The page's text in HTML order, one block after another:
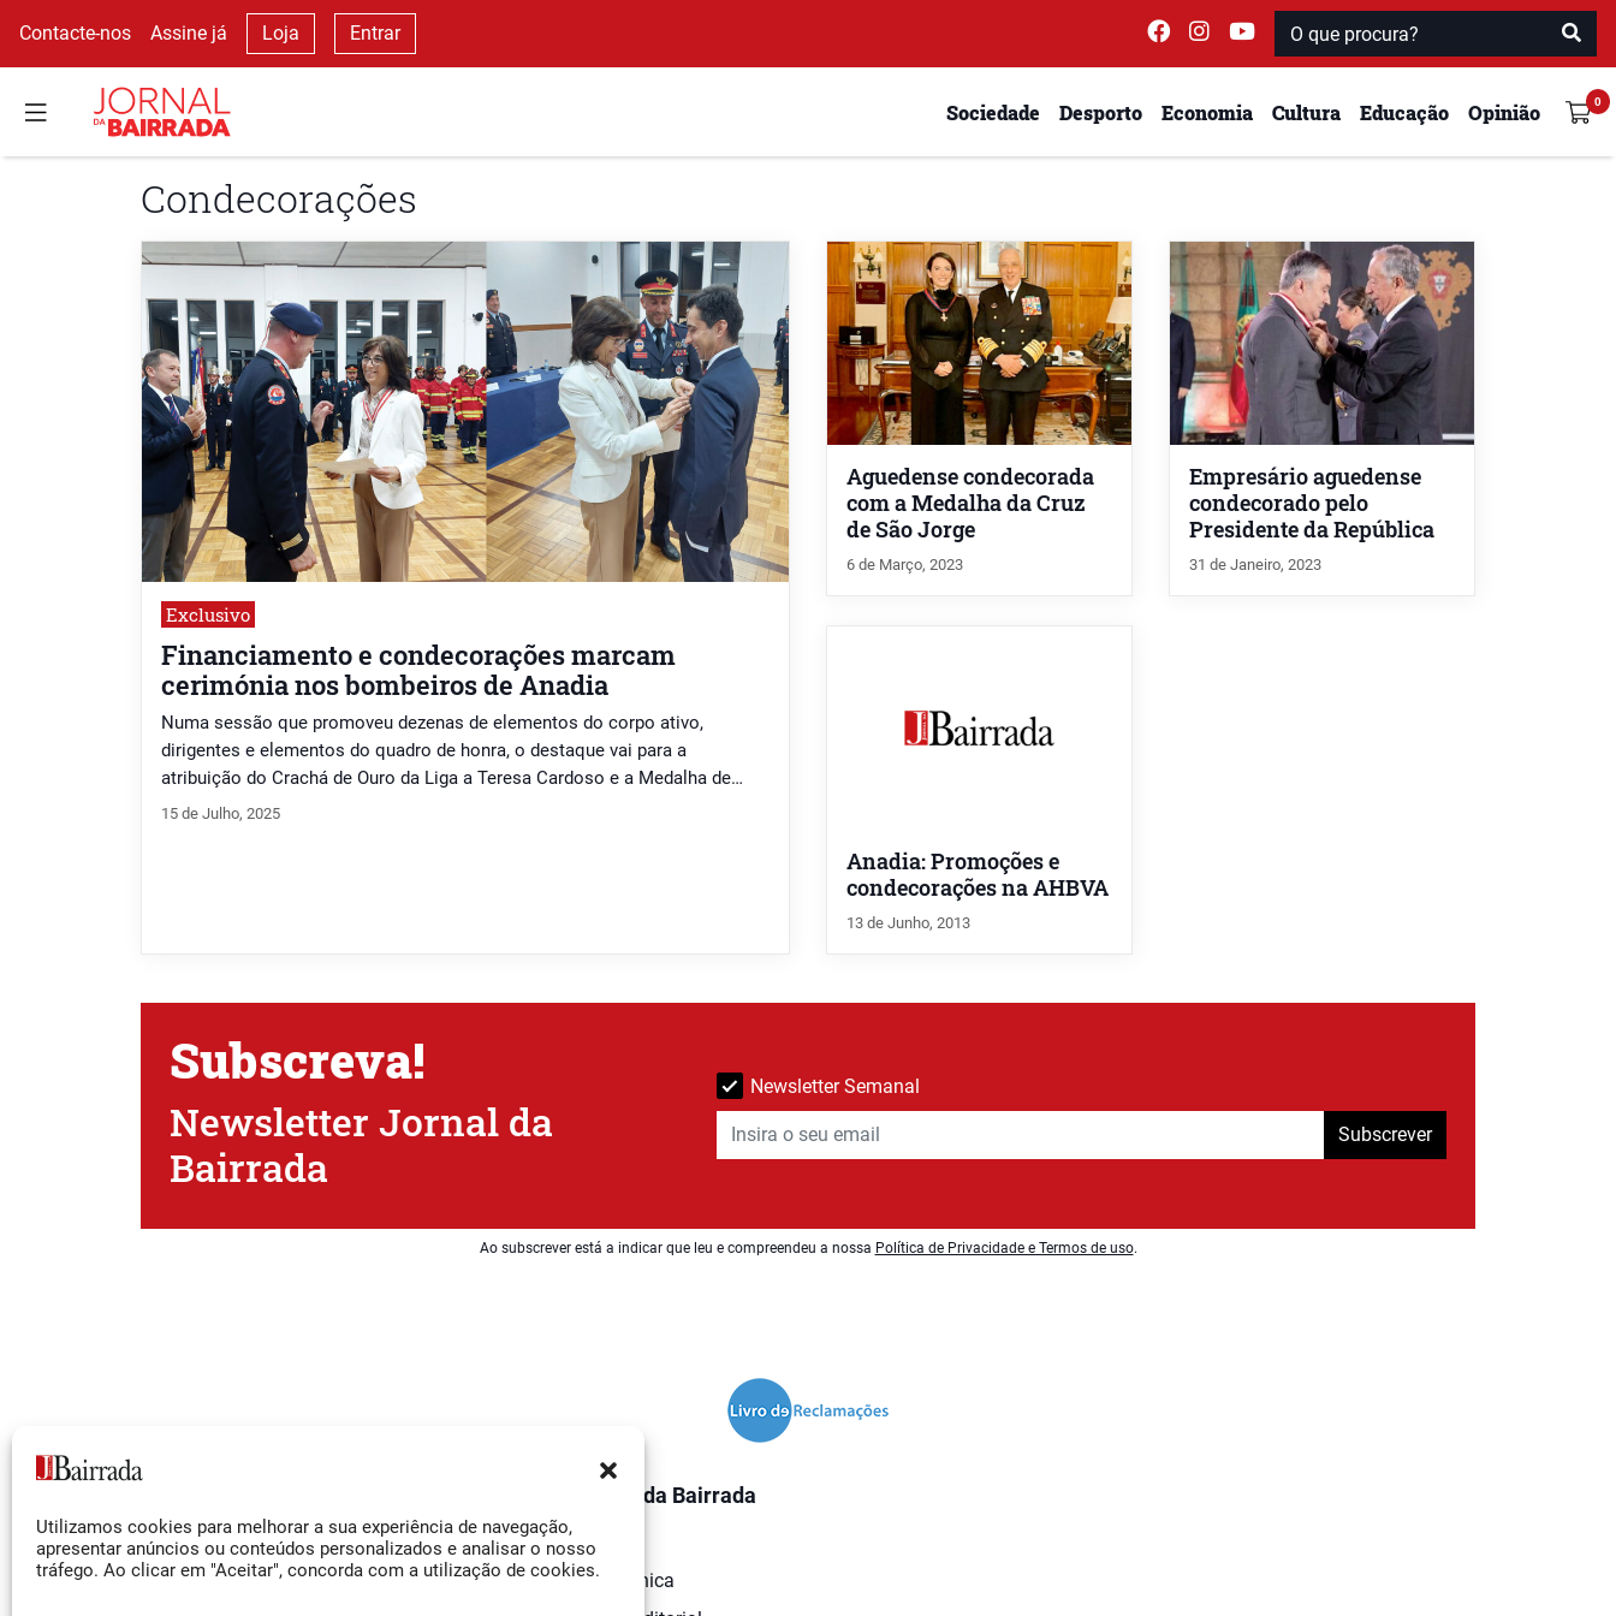
Utilizamos cookies para melhorar a sua experiência de navegação,
apresentar anúncios ou conteúdos personalizados e analisar o nosso
tráfego. Ao clicar em "Aceitar", concorda com a utilização de cookies.
Contacte-nos Assine já Loja Entrar
Sociedade Desporto Economia Cultura Educação Opinião
Condecorações
Exclusivo
Financiamento e condecorações marcam
cerimónia nos bombeiros de Anadia
Numa sessão que promoveu dezenas de elementos do corpo ativo,
dirigentes e elementos do quadro de honra, o destaque vai para a
atribuição do Crachá de Ouro da Liga a Teresa Cardoso e a Medalha de
Agradecimento a Sérgio Janeiro.
15 de Julho, 2025
Aguedense condecorada
com a Medalha da Cruz
de São Jorge
6 de Março, 2023
Empresário aguedense
condecorado pelo
Presidente da República
31 de Janeiro, 2023
Anadia: Promoções e
condecorações na AHBVA
13 de Junho, 2013
Subscreva!
Newsletter Jornal da
Bairrada
Newsletter Semanal
Subscrever
Ao subscrever está a indicar que leu e compreendeu a nossa Política de Privacidade e Termos de uso.
Facebook
Instagram
O Jornal da Bairrada
Contactos
Ficha Técnica